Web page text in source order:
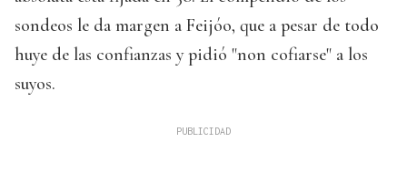
sondeos le da margen a Feijóo, que a pesar de todo
huye de las confianzas y pidió "non cofiarse" a los
suyos.